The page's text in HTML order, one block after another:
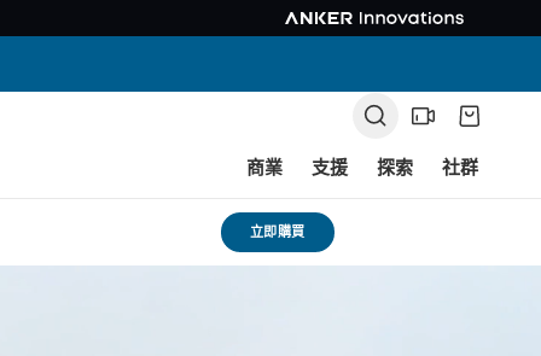
商業 支援 探索 社群
立即購買